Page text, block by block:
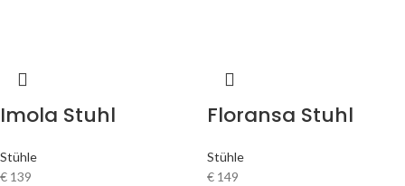
Imola Stuhl
Stühle
€ 139
Floransa Stuhl
Stühle
€ 149